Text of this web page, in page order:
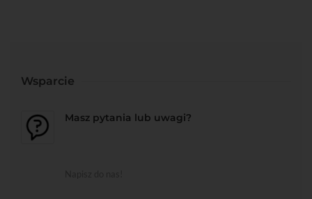
Wsparcie
Masz pytania lub uwagi?